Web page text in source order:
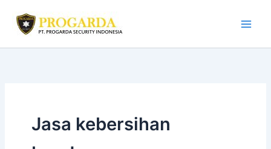
content
Jasa kebersihan